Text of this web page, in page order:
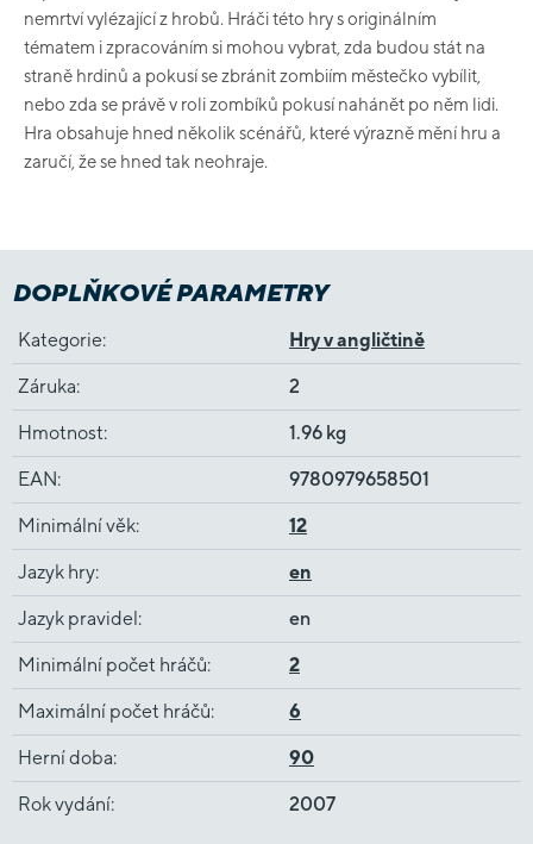
nemrtví vylézající z hrobů. Hráči této hry s originálním
tématem i zpracováním si mohou vybrat, zda budou stát na
straně hrdinů a pokusí se zbránit zombiím městečko vybílit,
nebo zda se právě v roli zombíků pokusí nahánět po něm lidi.
Hra obsahuje hned několik scénářů, které výrazně mění hru a
zaručí, že se hned tak neohraje.
DOPLŇKOVÉ PARAMETRY
Kategorie: Hry v angličtině
Záruka: 2
Hmotnost: 1.96 kg
EAN: 9780979658501
Minimální věk: 12
Jazyk hry: en
Jazyk pravidel : en
Minimální počet hráčů: 2
Maximální počet hráčů: 6
Herní doba: 90
Rok vydání: 2007